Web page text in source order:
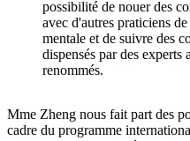
possibilité de nouer des
avec d'autres praticiens de
mentale et de suivre des
dispensés par des experts
renommés.
Mme Zheng nous fait part des
cadre du programme